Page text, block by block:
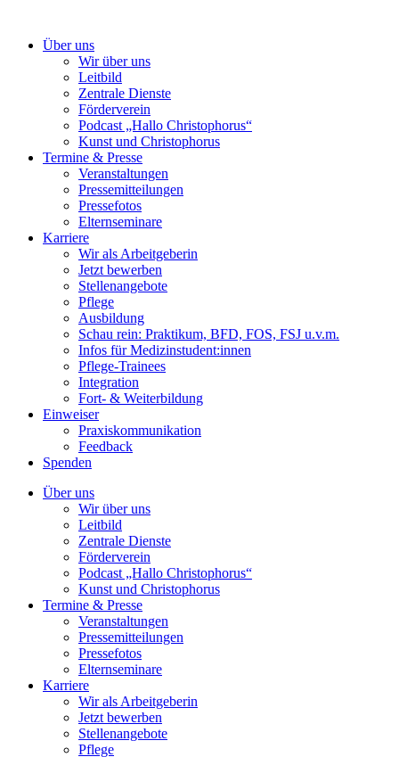
Über uns
Wir über uns
Leitbild
Zentrale Dienste
Förderverein
Podcast „Hallo Christophorus“
Kunst und Christophorus
Termine & Presse
Veranstaltungen
Pressemitteilungen
Pressefotos
Elternseminare
Karriere
Wir als Arbeitgeberin
Jetzt bewerben
Stellenangebote
Pflege
Ausbildung
Schau rein: Praktikum, BFD, FOS, FSJ u.v.m.
Infos für Medizinstudent:innen
Pflege-Trainees
Integration
Fort- & Weiterbildung
Einweiser
Praxiskommunikation
Feedback
Spenden
Über uns
Wir über uns
Leitbild
Zentrale Dienste
Förderverein
Podcast „Hallo Christophorus“
Kunst und Christophorus
Termine & Presse
Veranstaltungen
Pressemitteilungen
Pressefotos
Elternseminare
Karriere
Wir als Arbeitgeberin
Jetzt bewerben
Stellenangebote
Pflege